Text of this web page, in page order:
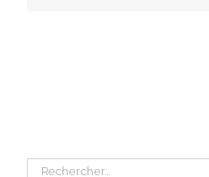
Rechercher: